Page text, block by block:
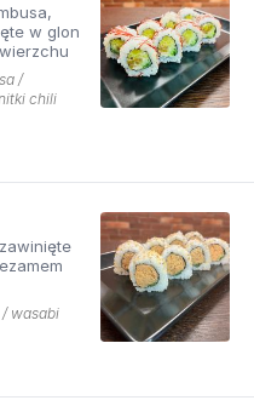
w glon
/
chili
/ wasabi